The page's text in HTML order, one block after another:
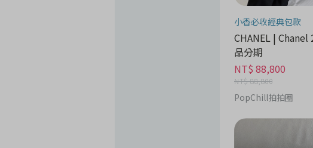
小香必收經典包款
CHANEL |
品分期
NT$ 88,800
NT$ 88,800
PopChill拍拍圈